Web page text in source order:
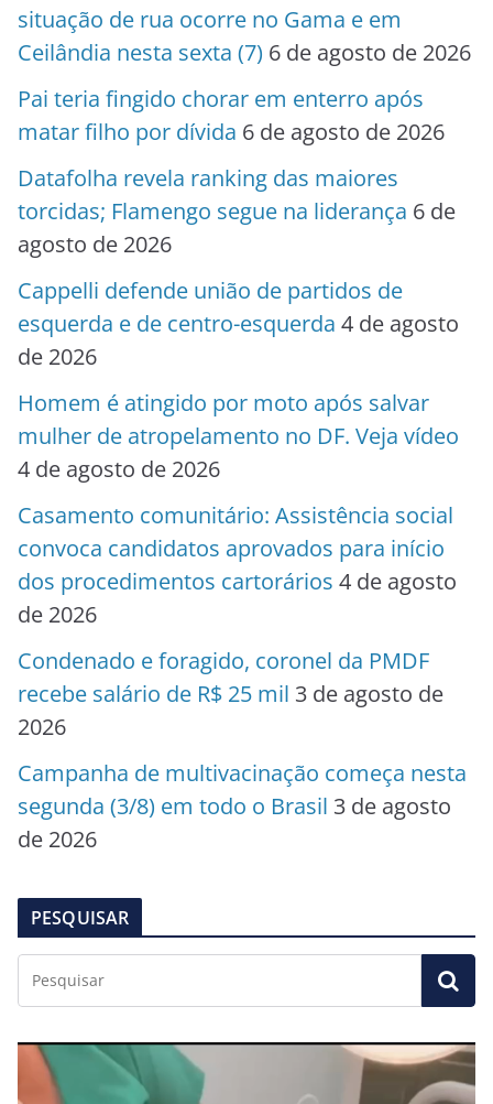
situação de rua ocorre no Gama e em
Ceilândia nesta sexta (7) 6 de agosto de 2026
Pai teria fingido chorar em enterro após
matar filho por dívida 6 de agosto de 2026
Datafolha revela ranking das maiores
torcidas; Flamengo segue na liderança 6 de
agosto de 2026
Cappelli defende união de partidos de
esquerda e de centro-esquerda 4 de agosto
de 2026
Homem é atingido por moto após salvar
mulher de atropelamento no DF. Veja vídeo
4 de agosto de 2026
Casamento comunitário: Assistência social
convoca candidatos aprovados para início
dos procedimentos cartorários 4 de agosto
de 2026
Condenado e foragido, coronel da PMDF
recebe salário de R$ 25 mil 3 de agosto de
2026
Campanha de multivacinação começa nesta
segunda (3/8) em todo o Brasil 3 de agosto
de 2026
PESQUISAR